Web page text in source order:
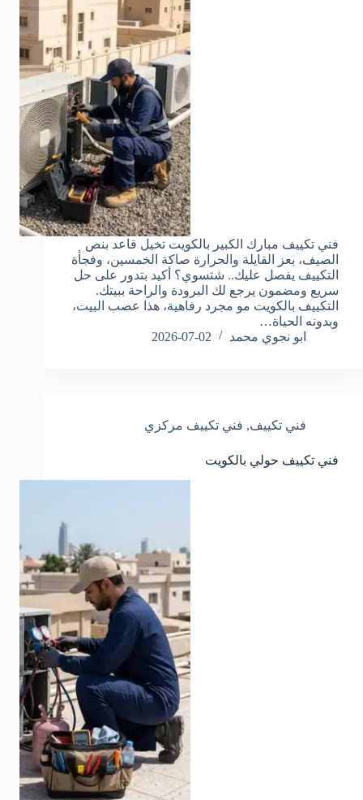
فني تكييف مبارك الكبير بالكويت تخيل قاعد بنص
الصيف، بعز القايلة والحرارة صاكة الخمسين، وفجأة
التكييف يفصل عليك.. شتسوي؟ أكيد بتدور على حل
سريع ومضمون يرجع لك البرودة والراحة ببيتك.
التكييف بالكويت مو مجرد رفاهية، هذا عصب البيت،
وبدونه الحياة…
ابو نجوي محمد
2026-07-02
فني تكييف, فني تكييف مركزي
فني تكييف حولي بالكويت